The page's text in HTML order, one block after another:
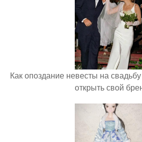
Как опоздание невесты на
открыть свой